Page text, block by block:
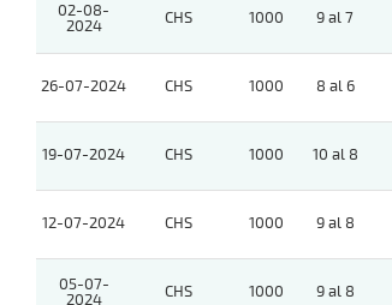
02-08-
2024
CHS 1000 9 al 7
26-07-2024 CHS 1000 8 al 6
19-07-2024 CHS 1000 10 al 8
12-07-2024 CHS 1000 9 al 8
05-07-
2024
CHS 1000 9 al 8